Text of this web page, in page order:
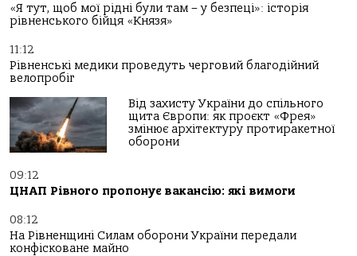
«Я тут, щоб мої рідні були там – у безпеці»: історія
рівненського бійця «Князя»
11:12
Рівненські медики проведуть черговий благодійний
велопробіг
Від захисту України до спільного
щита Європи: як проєкт «Фрея»
змінює архітектуру протиракетної
оборони
09:12
ЦНАП Рівного пропонує вакансію: які вимоги
08:12
На Рівненщині Силам оборони України передали
конфісковане майно